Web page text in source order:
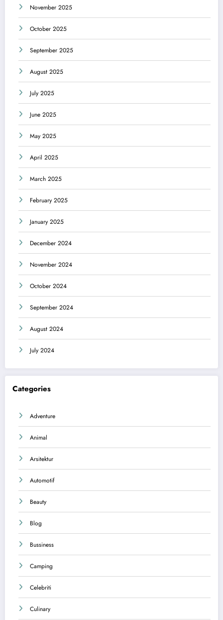
November 2025
October 2025
September 2025
August 2025
July 2025
June 2025
May 2025
April 2025
March 2025
February 2025
January 2025
December 2024
November 2024
October 2024
September 2024
August 2024
July 2024
Categories
Adventure
Animal
Arsitektur
Automotif
Beauty
Blog
Bussiness
Camping
Celebriti
Culinary